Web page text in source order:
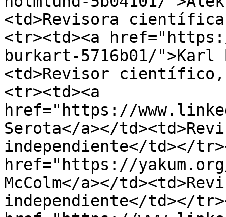
<td>Revisora
<tr><td><a
burkart-5716b01/">Karl
<td>Revisor
<tr><td><a
href="https://
Serota</a></
independiente</td></
href="https://
McColm</a></
independiente</td></